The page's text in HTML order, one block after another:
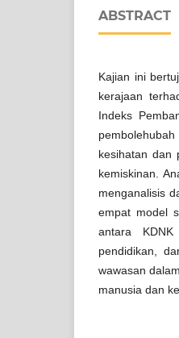
ABSTRACT
Kajian ini
kerajaan
Indeks
kesihatan dan
kemiskinan.
menganalisis
empat model
antara
pendidikan,
wawasan
manusia dan